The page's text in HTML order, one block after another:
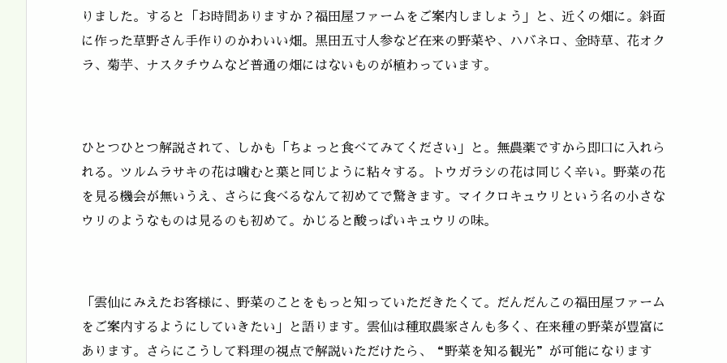
りました。すると「お時間ありますか？福田屋ファームをご案内しましょう」と、近くの畑に。斜面
に作った草野さん手作りのかわいい畑。黒田五寸人参など在来の野菜や、ハバネロ、金時草、花オク
ラ、菊芋、ナスタチウムなど普通の畑にはないものが植わっています。
ひとつひとつ解説されて、しかも「ちょっと食べてみてください」と。無農薬ですから即口に入れら
れる。ツルムラサキの花は噛むと葉と同じように粘々する。トウガラシの花は同じく辛い。野菜の花
を見る機会が無いうえ、さらに食べるなんて初めてで驚きます。マイクロキュウリという名の小さな
ウリのようなものは見るのも初めて。かじると酸っぱいキュウリの味。
「雲仙にみえたお客様に、野菜のことをもっと知っていただきたくて。だんだんこの福田屋ファーム
をご案内するようにしていきたい」と語ります。雲仙は種取農家さんも多く、在来種の野菜が豊富に
あります。さらにこうして料理の視点で解説いただけたら、“野菜を知る観光”が可能になります